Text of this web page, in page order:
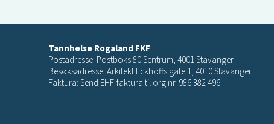
Tannhelse Rogaland FKF
Postadresse: Postboks 80 Sentrum, 4001 Stavanger
Besøksadresse: Arkitekt Eckhoffs gate 1, 4010 Stavanger
Faktura: Send EHF-faktura til org.nr. 986 382 496